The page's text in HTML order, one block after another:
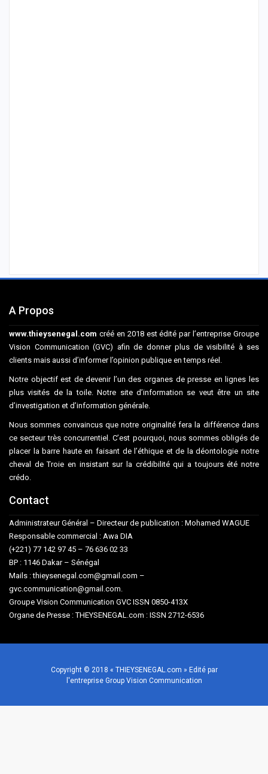
A Propos
www.thieysenegal.com créé en 2018 est édité par l’entreprise Groupe
Vision Communication (GVC) afin de donner plus de visibilité à ses
clients mais aussi d’informer l’opinion publique en temps réel.
Notre objectif est de devenir l’un des organes de presse en lignes les
plus visités de la toile. Notre site d’information se veut être un site
d’investigation et d’information générale.
Nous sommes convaincus que notre originalité fera la différence dans
ce secteur très concurrentiel. C’est pourquoi, nous sommes obligés de
placer la barre haute en faisant de l’éthique et de la déontologie notre
cheval de Troie en insistant sur la crédibilité qui a toujours été notre
crédo.
Contact
Administrateur Général – Directeur de publication : Mohamed WAGUE
Responsable commercial : Awa DIA
(+221) 77 142 97 45 – 76 636 02 33
BP : 1146 Dakar – Sénégal
Mails : thieysenegal.com@gmail.com –
gvc.communication@gmail.com.
Groupe Vision Communication GVC ISSN 0850-413X
Organe de Presse : THEYSENEGAL.com : ISSN 2712-6536
Copyright © 2018 « THIEYSENEGAL.com » Edité par
l'entreprise Group Vision Communication